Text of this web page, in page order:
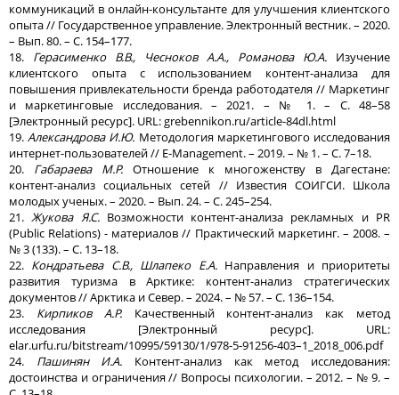
коммуникаций в онлайн-консультанте для улучшения клиентского
опыта // Государственное управление. Электронный вестник. – 2020.
– Вып. 80. – С. 154–177.
18. Герасименко В.В., Чесноков А.А., Романова Ю.А. Изучение
клиентского опыта с использованием контент-анализа для
повышения привлекательности бренда работодателя // Маркетинг
и маркетинговые исследования. – 2021. – № 1. – С. 48–58
[Электронный ресурс]. URL: grebennikon.ru/article-84dl.html
19.Александрова И.Ю. Методология маркетингового исследования
интернет-пользователей // E-Management. – 2019. – № 1. – С. 7–18.
20. Габараева М.Р. Отношение к многоженству в Дагестане:
контент-анализ социальных сетей // Известия СОИГСИ. Школа
молодых ученых. – 2020. – Вып. 24. – С. 245–254.
21. Жукова Я.С.Возможности контент-анализа рекламных и PR
(Public Relations) - материалов // Практический маркетинг. – 2008. –
№ 3 (133). – С. 13–18.
22. Кондратьева С.В., Шлапеко Е.А.Направления и приоритеты
развития туризма в Арктике: контент-анализ стратегических
документов // Арктика и Север. – 2024. – № 57. – С. 136–154.
23. Кирпиков А.Р.Качественный контент-анализ как метод
исследования [Электронный ресурс]. URL:
elar.urfu.ru/bitstream/10995/59130/1/978-5-91256-403–1_2018_006.pdf
24. Пашинян И.А. Контент-анализ как метод исследования:
достоинства и ограничения // Вопросы психологии. – 2012. – № 9. –